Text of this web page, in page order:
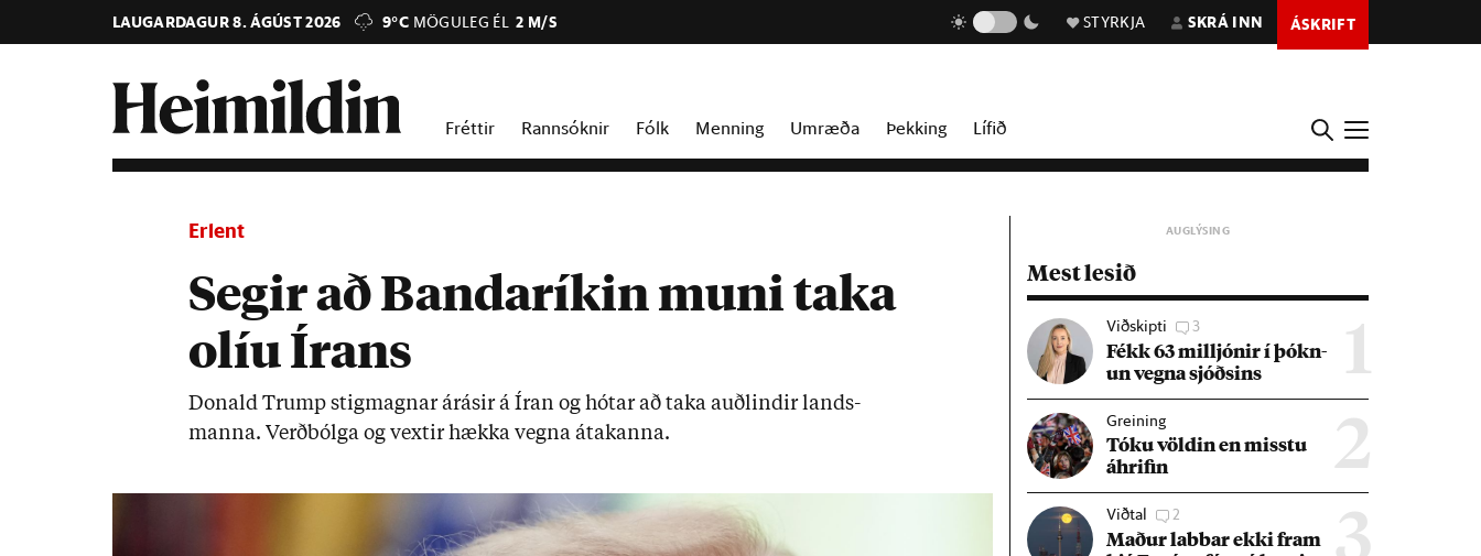
LAUGARDAGUR 8. ÁGÚST 2026 9°C MÖGULEG ÉL 2 M/S STYRKJA SKRÁ INN ÁSKRIFT
Fréttir Rannsóknir Fólk Menning Umræða Þekking Lífið
Erlent
Segir að Bandaríkin muni taka
olíu Írans
Don­ald Trump stig­magn­ar árás­ir á Ír­an og hót­ar að taka auð­lind­ir lands­
manna. Verð­bólga og vext­ir hækka vegna átak­anna.
Mest lesið
1
Viðskipti 3
Fékk 63 millj­ón­ir í þókn­
un vegna sjóðs­ins
2
Greining
Tóku völd­in en misstu
áhrif­in
Viðtal 2
Mað­ur labb­ar ekki fram